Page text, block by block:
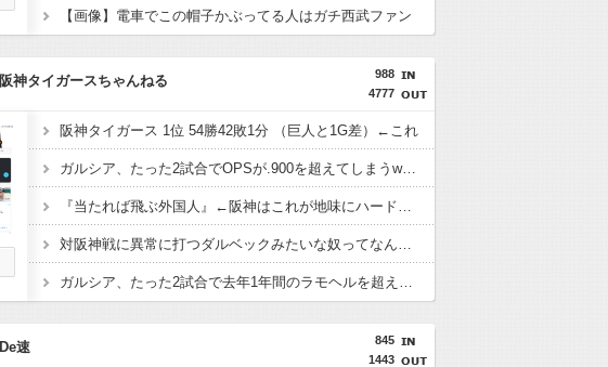
【画像】電車でこの帽子かぶってる人はガチ西武ファン
988
4777
阪神タイガースちゃんねる
阪神タイガース 1位 54勝42敗1分 （巨人と1G差）←これ
ガルシア、たった2試合でOPSが.900を超えてしまうwwwwwwwwww
『当たれば飛ぶ外国人』←阪神はこれが地味にハードル高かった件
対阪神戦に異常に打つダルベックみたいな奴ってなんでなん？
ガルシア、たった2試合で去年1年間のラモヘルを超えてしまう
845
1443
De速